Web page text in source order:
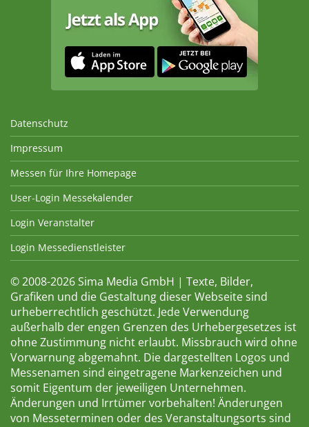
Datenschutz
Impressum
Messen für Ihre Homepage
User-Login Messekalender
Login Veranstalter
Login Messedienstleister
© 2008-2026 Sima Media GmbH | Texte, Bilder,
Grafiken und die Gestaltung dieser Webseite sind
urheberrechtlich geschützt. Jede Verwendung
außerhalb der engen Grenzen des Urhebergesetzes ist
ohne Zustimmung nicht erlaubt. Missbrauch wird ohne
Vorwarnung abgemahnt. Die dargestellten Logos und
Messenamen sind eingetragene Markenzeichen und
somit Eigentum der jeweiligen Unternehmen.
Änderungen und Irrtümer vorbehalten! Änderungen
von Messeterminen oder des Veranstaltungsorts sind